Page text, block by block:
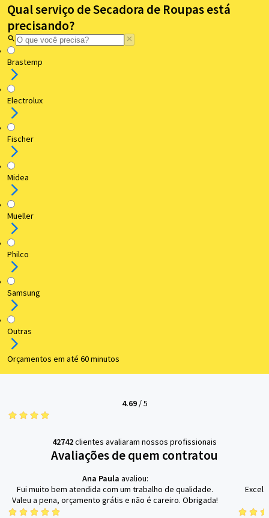
Qual serviço de Secadora de Roupas está
precisando?
Brastemp
Electrolux
Fischer
Midea
Mueller
Philco
Samsung
Outras
Orçamentos em até 60 minutos
4.69/5
42742clientes avaliaram nossos profissionais
Avaliações de quem contratou
Ana Paula avaliou:
Fui muito bem atendida com um trabalho de qualidade.
Valeu a pena, orçamento grátis e não é careiro. Obrigada!